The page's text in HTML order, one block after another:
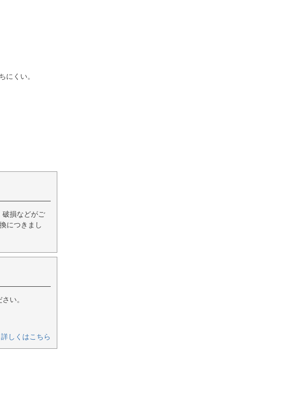
にくい。
破損などがご
につきまし
い。
詳しくはこちら